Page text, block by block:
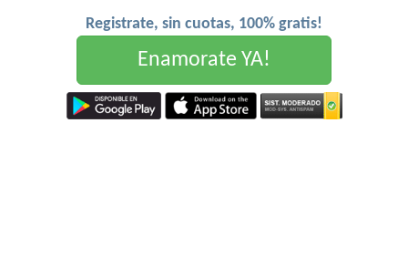
Registrate, sin cuotas, 100% gratis!
Enamorate YA!